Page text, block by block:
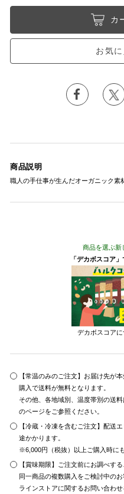
カ
お気
商品説明
職人の手仕事が生んだオーガニック素
商品を選ぶ新
「デカボスコア
デカボスコアに
【常温のみのご注文】お届け先が
購入で送料が無料となります。
その他、各地域別、温度帯別の送
のページをご参照ください。
【冷蔵・冷凍を含むご注文】配送
途かかります。
※6,000円（税抜）以上ご購入時に
【賞味期限】ご注文前にお調べする
同一商品の複数購入をご検討中の
ラインストアに関するお問い合わせ